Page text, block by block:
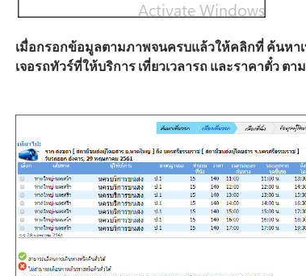
เมื่อกรอกข้อมูลตามภาพจนครบแล้วให้คลิกที่ ค้นหาเ
เจอรถทัวร์ที่ให้บริการ เที่ยวเวลารถ และราคาตั๋ว ต